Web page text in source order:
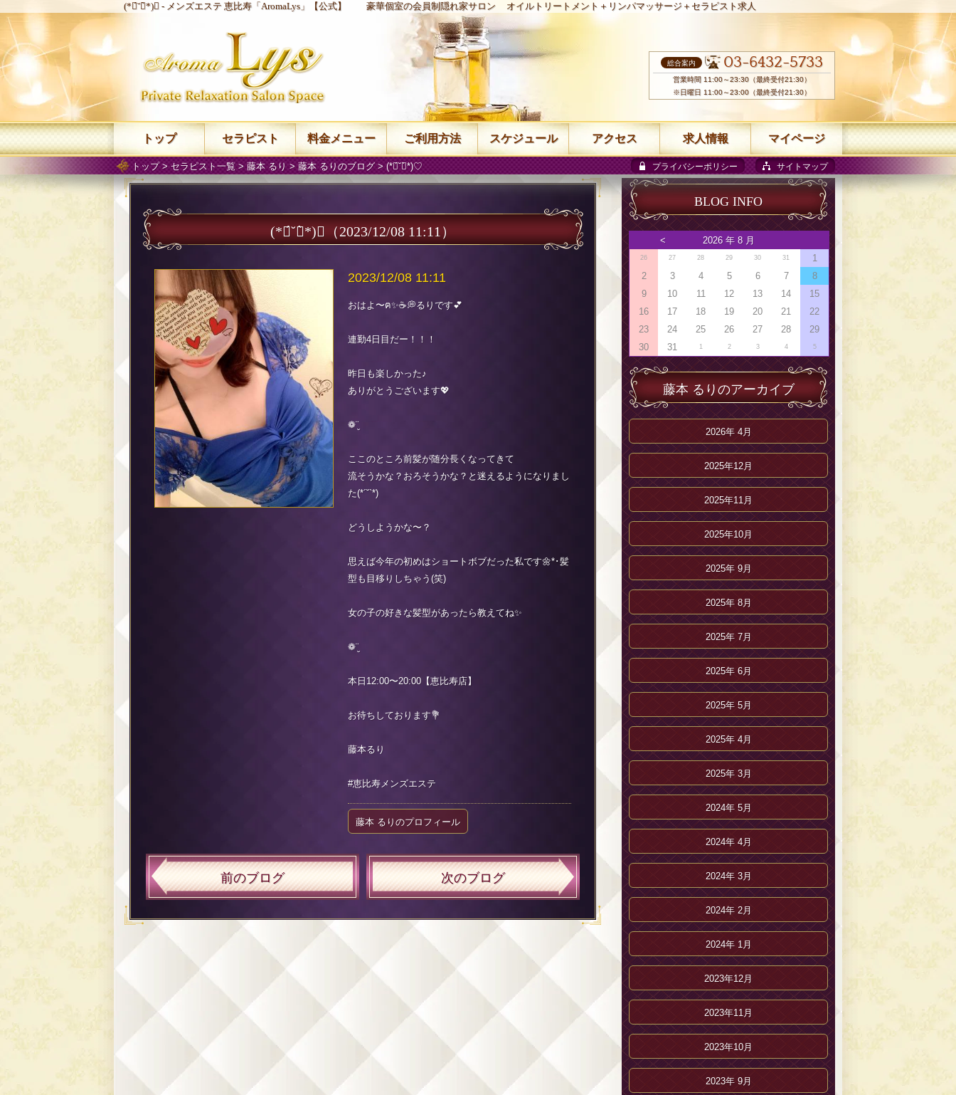
(*ฅ́˘ฅ̀*)♡ - メンズエステ 恵比寿「AromaLys」【公式】 豪華個室の会員制隠れ家サロン オイルトリートメント＋リンパマッサージ＋セラピスト求人
トップ> セラピスト一覧>藤本 るり > 藤本 るりのブログ> (*ฅ́˘ฅ̀*)♡ プライバシーポリシー サイトマップ
(*ฅ́˘ฅ̀*)♡ （2023/12/08 11:11）
2023/12/08 11:11
おはよ〜ฅ✨️☕💭るりです💕
連勤4日目だー！！！
昨日も楽しかった♪
ありがとうございます💖
❁¨̮
ここのところ前髪が随分長くなってきて
流そうかな？おろそうかな？と迷えるようになりまし
た(*´˘`*)
どうしようかな〜？
思えば今年の初めはショートボブだった私です🌼*･髪
型も目移りしちゃう(笑)
女の子の好きな髪型があったら教えてね✨
❁¨̮
本日12:00〜20:00【恵比寿店】
お待ちしております💐
藤本るり
#恵比寿メンズエステ
藤本 るりのプロフィール
前のブログ 次のブログ
BLOG INFO
< 2026 年 8 月
26 27 28 29 30 31
1
2
3 4 5 6 7
8
9
10 11 12 13 14
15
16
17 18 19 20 21
22
23
24 25 26 27 28
29
30
31 1 2 3 4 5
藤本 るりのアーカイブ
2026年 4月
2025年12月
2025年11月
2025年10月
2025年 9月
2025年 8月
2025年 7月
2025年 6月
2025年 5月
2025年 4月
2025年 3月
2024年 5月
2024年 4月
2024年 3月
2024年 2月
2024年 1月
2023年12月
2023年11月
2023年10月
2023年 9月
総合案内 03-6432-5733
営業時間 11:00～23:30（最終受付21:30）
※日曜日 11:00～23:00（最終受付21:30）
トップ セラピスト 料金メニュー ご利用方法 スケジュール アクセス 求人情報 マイページ